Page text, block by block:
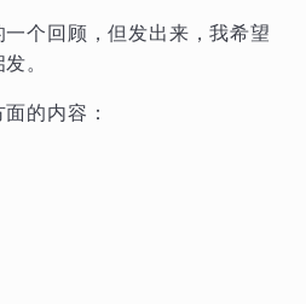
个回顾，但发出来，我希望
。
的内容：